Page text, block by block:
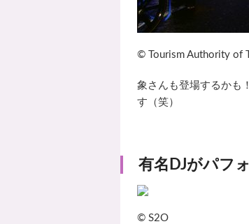
© Tourism Authority of
象さんも登場するかも
す（笑）
有名DJがパフ
© S2O